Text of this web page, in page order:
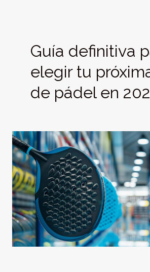
Guía definitiva
elegir tu
de pádel en